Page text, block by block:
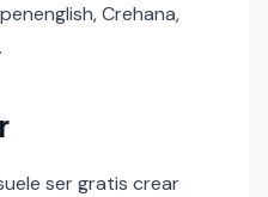
Crehana,
ser gratis crear